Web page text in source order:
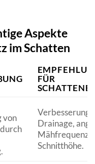
Aspekte
im Schatten
FÜR
von
Verbesserung
Drainage,
Mähfrequenz,
Schnitthöhe.